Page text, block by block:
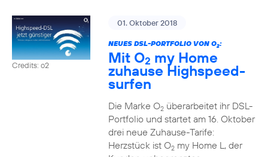
Credits: o2
01. Oktober 2018
NEUES DSL-PORTFOLIO VON O2:
Mit O2 my Home
zuhause Highspeed-
surfen
Die Marke O2überarbeitet ihr DSL-
Portfolio und startet am 16. Oktober
drei neue Zuhause-Tarife:
Herzstück ist O2my Home L, der